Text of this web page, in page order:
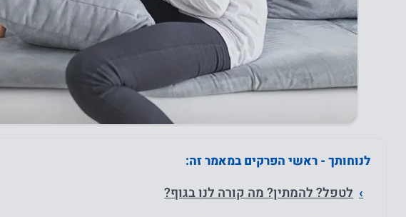
לנוחותך - ראשי הפרקים במאמר זה:
לטפל? להמתין? מה קורה לנו בגוף?